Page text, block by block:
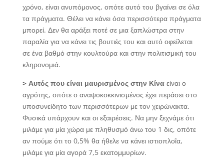
χρόνο, είναι ανυπόμονος, οπότε αυτό του βγαίνει σε όλα
τα πράγματα. Θέλει να κάνει όσα περισσότερα πράγματα
μπορεί. Δεν θα αράξει ποτέ σε μια ξαπλώστρα στην
παραλία για να κάνει τις βουτιές του και αυτό οφείλεται
σε ένα βαθμό στην κουλτούρα και στην πολιτισμική του
κληρονομιά.
> Αυτός που είναι μαυρισμένος στην Κίναείναι ο
αγρότης, οπότε ο αναψοκοκκινισμένος έχει περάσει στο
υποσυνείδητο των περισσότερων με τον χειρώνακτα.
Φυσικά υπάρχουν και οι εξαιρέσεις. Να μην ξεχνάμε ότι
μιλάμε για μία χώρα με πληθυσμό άνω του 1 δις, οπότε
αν πούμε ότι το 0,5% θα ήθελε να κάνει ιστιοπλοΐα,
μιλάμε για μία αγορά 7,5 εκατομμυρίων.